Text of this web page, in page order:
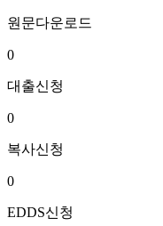
원문다운로드
0
대출신청
0
복사신청
0
EDDS신청